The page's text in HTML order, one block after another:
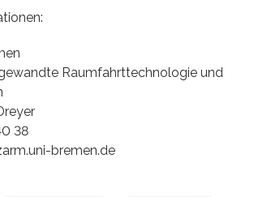
Raumfahrttechnologie und
38
bremen.de